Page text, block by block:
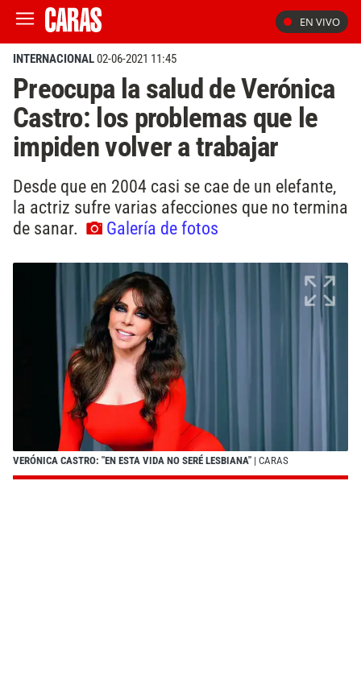
EN VIVO
INTERNACIONAL02-06-2021 11:45
Preocupa la salud de Verónica
Castro: los problemas que le
impiden volver a trabajar
Desde que en 2004 casi se cae de un elefante,
la actriz sufre varias afecciones que no termina
de sanar.
Galería de fotos
VERÓNICA CASTRO: "EN ESTA VIDA NO SERÉ LESBIANA" | CARAS